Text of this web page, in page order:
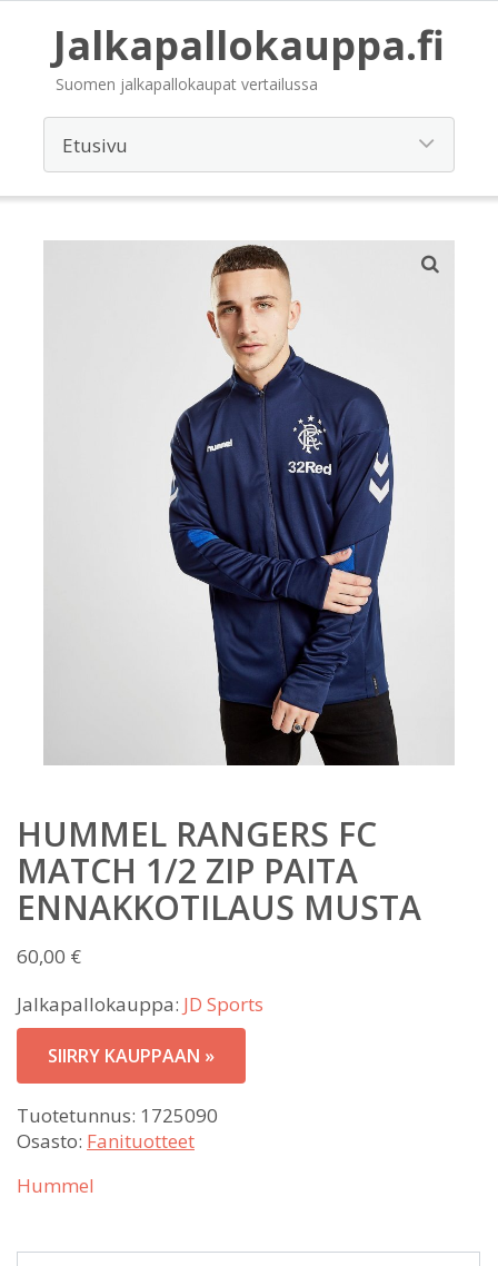
Jalkapallokauppa.fi
Suomen jalkapallokaupat vertailussa
HUMMEL RANGERS FC
MATCH 1/2 ZIP PAITA
ENNAKKOTILAUS MUSTA
60,00 €
Jalkapallokauppa: JD Sports
SIIRRY KAUPPAAN »
Tuotetunnus: 1725090
Osasto: Fanituotteet
Hummel